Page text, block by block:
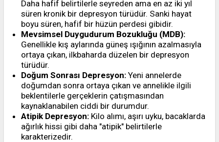
Daha hafif belirtilerle seyreden ama en az iki yıl
süren kronik bir depresyon türüdür. Sanki hayat
boyu süren, hafif bir hüzün perdesi gibidir.
Mevsimsel Duygudurum Bozukluğu (MDB):
Genellikle kış aylarında güneş ışığının azalmasıyla
ortaya çıkan, ilkbaharda düzelen bir depresyon
türüdür.
Doğum Sonrası Depresyon: Yeni annelerde
doğumdan sonra ortaya çıkan ve annelikle ilgili
beklentilerle gerçeklerin çatışmasından
kaynaklanabilen ciddi bir durumdur.
Atipik Depresyon: Kilo alımı, aşırı uyku, bacaklarda
ağırlık hissi gibi daha "atipik" belirtilerle
karakterizedir.